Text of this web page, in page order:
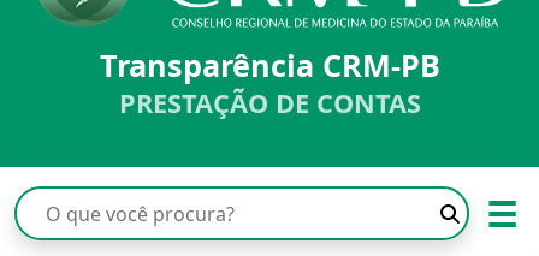
Transparência CRM-PB
PRESTAÇÃO DE CONTAS
☰